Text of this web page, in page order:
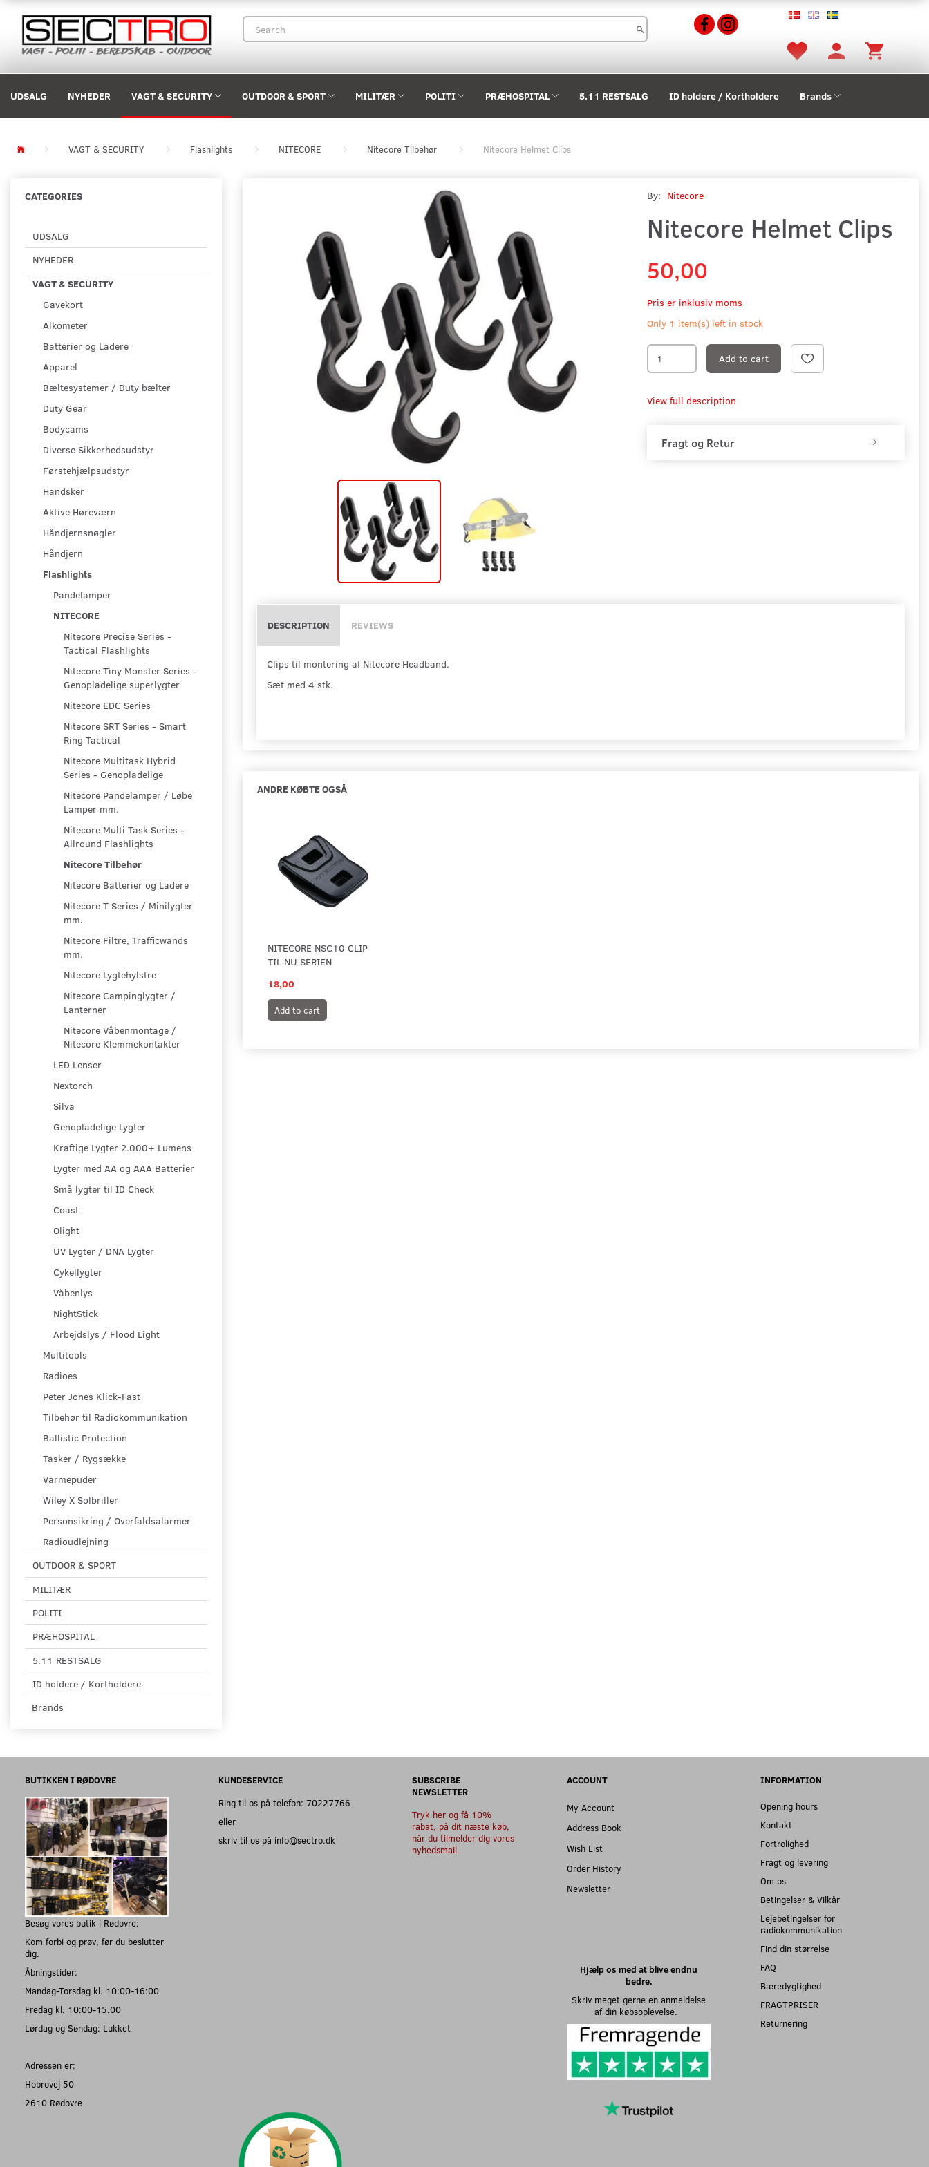
UDSALG NYHEDER VAGT & SECURITY OUTDOOR & SPORT MILITÆR POLITI PRÆHOSPITAL 5.11 RESTSALG ID holdere / Kortholdere Brands
VAGT & SECURITY Flashlights NITECORE Nitecore Tilbehør Nitecore Helmet Clips
CATEGORIES
UDSALG
NYHEDER
VAGT & SECURITY
Gavekort
Alkometer
Batterier og Ladere
Apparel
Bæltesystemer / Duty bælter
Duty Gear
Bodycams
Diverse Sikkerhedsudstyr
Førstehjælpsudstyr
Handsker
Aktive Høreværn
Håndjernsnøgler
Håndjern
Flashlights
Pandelamper
NITECORE
Nitecore Precise Series -
Tactical Flashlights
Nitecore Tiny Monster Series -
Genopladelige superlygter
Nitecore EDC Series
Nitecore SRT Series - Smart
Ring Tactical
Nitecore Multitask Hybrid
Series - Genopladelige
Nitecore Pandelamper / Løbe
Lamper mm.
Nitecore Multi Task Series -
Allround Flashlights
Nitecore Tilbehør
Nitecore Batterier og Ladere
Nitecore T Series / Minilygter
mm.
Nitecore Filtre, Trafficwands
mm.
Nitecore Lygtehylstre
Nitecore Campinglygter /
Lanterner
Nitecore Våbenmontage /
Nitecore Klemmekontakter
LED Lenser
Nextorch
Silva
Genopladelige Lygter
Kraftige Lygter 2.000+ Lumens
Lygter med AA og AAA Batterier
Små lygter til ID Check
Coast
Olight
UV Lygter / DNA Lygter
Cykellygter
Våbenlys
NightStick
Arbejdslys / Flood Light
Multitools
Radioes
Peter Jones Klick-Fast
Tilbehør til Radiokommunikation
Ballistic Protection
Tasker / Rygsække
Varmepuder
Wiley X Solbriller
Personsikring / Overfaldsalarmer
Radioudlejning
OUTDOOR & SPORT
MILITÆR
POLITI
PRÆHOSPITAL
5.11 RESTSALG
ID holdere / Kortholdere
Brands
By: Nitecore
Nitecore Helmet Clips
50,00
Pris er inklusiv moms
Only 1 item(s) left in stock
Add to cart
View full description
Fragt og Retur
DESCRIPTION REVIEWS
Clips til montering af Nitecore Headband.
Sæt med 4 stk.
ANDRE KØBTE OGSÅ
NITECORE NSC10 CLIP
TIL NU SERIEN
18,00
Add to cart
BUTIKKEN I RØDOVRE
Besøg vores butik i Rødovre:
Kom forbi og prøv, før du beslutter
dig.
Åbningstider:
Mandag-Torsdag kl. 10:00-16:00
Fredag kl. 10:00-15.00
Lørdag og Søndag: Lukket
Adressen er:
Hobrovej 50
2610 Rødovre
KUNDESERVICE
Ring til os på telefon: 70227766
eller
skriv til os på info@sectro.dk
SUBSCRIBE
NEWSLETTER
Tryk her og få 10%
rabat, på dit næste køb,
når du tilmelder dig vores
nyhedsmail.
ACCOUNT
My Account
Address Book
Wish List
Order History
Newsletter
Hjælp os med at blive endnu
bedre.
Skriv meget gerne en anmeldelse
af din købsoplevelse.
INFORMATION
Opening hours
Kontakt
Fortrolighed
Fragt og levering
Om os
Betingelser & Vilkår
Lejebetingelser for
radiokommunikation
Find din størrelse
FAQ
Bæredygtighed
FRAGTPRISER
Returnering